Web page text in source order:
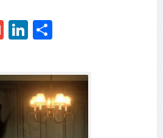
GmailLinkedIn